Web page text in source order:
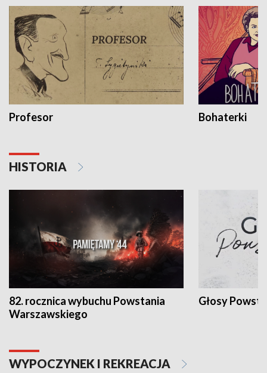
Profesor Bohaterki
HISTORIA
82. rocznica wybuchu Powstania
Warszawskiego
Głosy
WYPOCZYNEK I REKREACJA